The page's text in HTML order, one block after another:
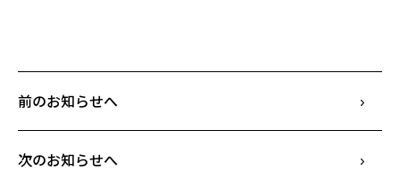
前のお知らせへ
次のお知らせへ